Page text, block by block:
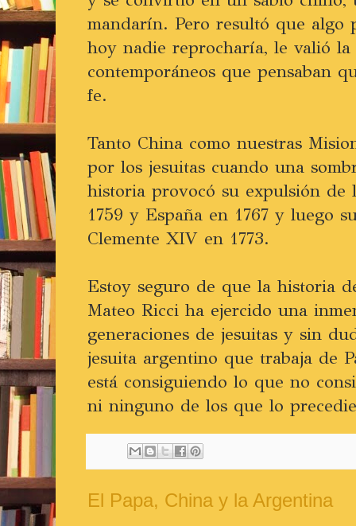
mandarín. Pero resultó que algo
hoy nadie reprocharía, le valió la
contemporáneos que pensaban
fe.
Tanto China como nuestras
por los jesuitas cuando una
historia provocó su expulsión de
1759 y España en 1767 y luego
Clemente XIV en 1773.
Estoy seguro de que la historia
Mateo Ricci ha ejercido una
generaciones de jesuitas y sin
jesuita argentino que trabaja de
está consiguiendo lo que no
ni ninguno de los que lo
El Papa, China y la Argentina